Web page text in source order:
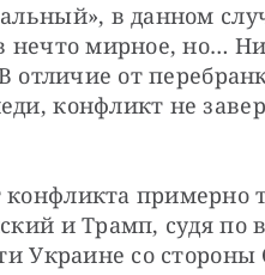
в данном
мирное, но…
отличие от
конфликт не
примерно
и Трамп, судя по
Украине со